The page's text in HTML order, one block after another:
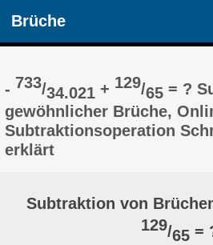
Brüche
- 733/34.021 + 129/65 = ?
gewöhnlicher Brüche,
Subtraktionsoperation
erklärt
Subtraktion von
129/65=